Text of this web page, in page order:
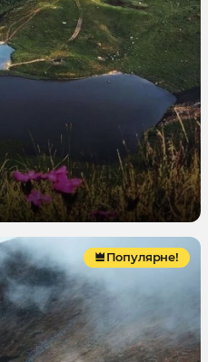
Популярне!